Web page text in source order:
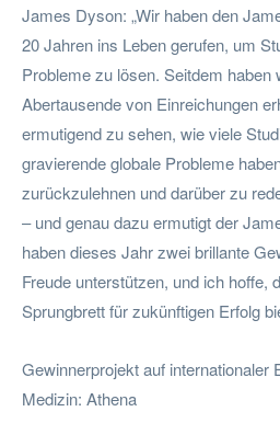
James Dyson: „Wir haben den
20 Jahren ins Leben gerufen, um
Probleme zu lösen. Seitdem haben
Abertausende von Einreichungen
ermutigend zu sehen, wie viele
gravierende globale Probleme
zurückzulehnen und darüber zu
– und genau dazu ermutigt der
haben dieses Jahr zwei brillante
Freude unterstützen, und ich hoffe,
Sprungbrett für zukünftigen Erfolg
Gewinnerprojekt auf internationaler
Medizin: Athena